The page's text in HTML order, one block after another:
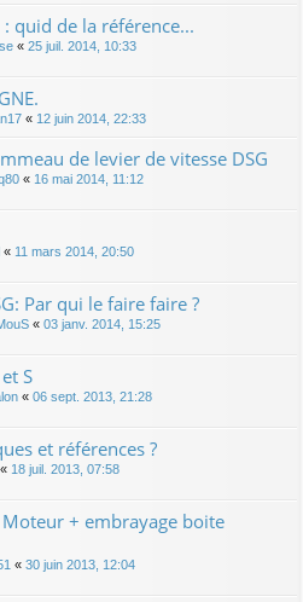
: quid de la référence...
« 25 juil. 2014, 10:33
« 12 juin 2014, 22:33
de levier de vitesse DSG
« 16 mai 2014, 11:12
« 11 mars 2014, 20:50
Par qui le faire faire ?
« 03 janv. 2014, 15:25
S
« 06 sept. 2013, 21:28
et références ?
« 18 juil. 2013, 07:58
+ embrayage boite
« 30 juin 2013, 12:04